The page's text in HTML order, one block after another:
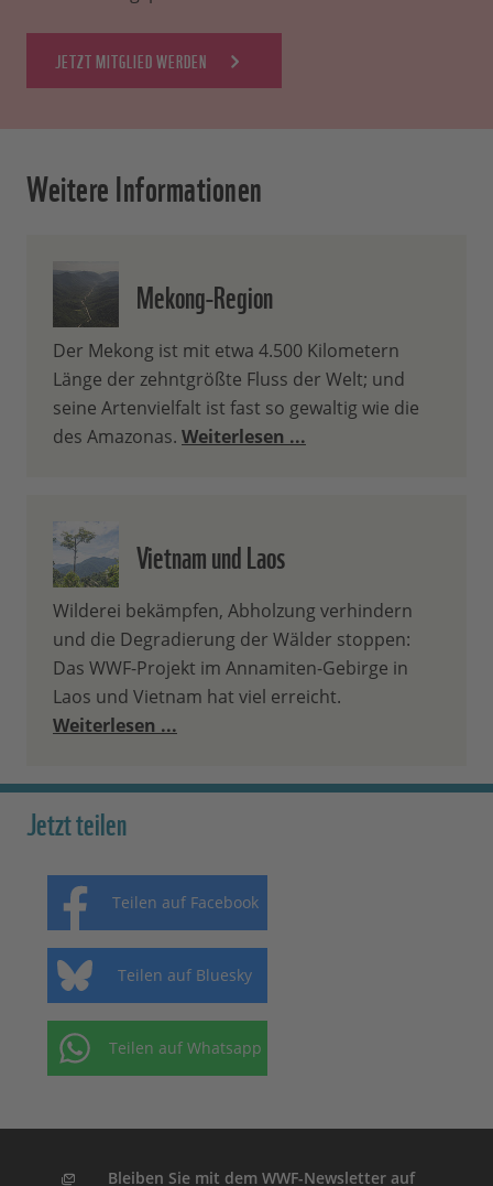
JETZT MITGLIED WERDEN
Weitere Informationen
Mekong-Region
Der Mekong ist mit etwa 4.500 Kilometern
Länge der zehntgrößte Fluss der Welt; und
seine Artenvielfalt ist fast so gewaltig wie die
des Amazonas. Weiterlesen ...
Vietnam und Laos
Wilderei bekämpfen, Abholzung verhindern
und die Degradierung der Wälder stoppen:
Das WWF-Projekt im Annamiten-Gebirge in
Laos und Vietnam hat viel erreicht.
Weiterlesen ...
Jetzt teilen
Teilen auf Facebook
Teilen auf Bluesky
Teilen auf Whatsapp
Bleiben Sie mit dem WWF-Newsletter auf